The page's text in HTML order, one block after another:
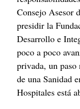
Consejo Asesor
presidir la
Desarrollo e
poco a poco
privada, un paso
de una Sanidad
Hospitales está